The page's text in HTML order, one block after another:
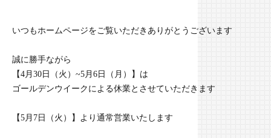
いつもホームページをご覧いただきありがとうございます
誠に勝手ながら
【4月30日（火）~5月6日（月）】は
ゴールデンウイークによる休業とさせていただきます
【5月7日（火）】より通常営業いたします